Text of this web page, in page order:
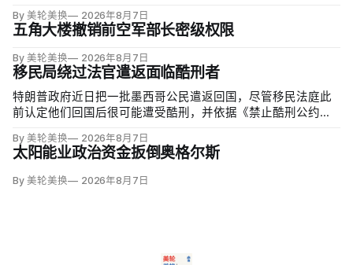
By 美轮美换 2026年8月7日
五角大楼撤销前空军部长密级权限
By 美轮美换 2026年8月7日
移民局绕过法官遣返面临酷刑者
特朗普政府近日把一批墨西哥公民遣返回国，尽管移民法庭此
前认定他们回国后很可能遭受酷刑，并依据《禁止酷刑公约》
文图雷拉（David Venturella）凭国务院从墨西哥政府取得的
「不受伤害」外交保证，单方面撤销保护；
By 美轮美换 2026年8月7日
太阳能业政治资金扳倒奥格尔斯
By 美轮美换 2026年8月7日